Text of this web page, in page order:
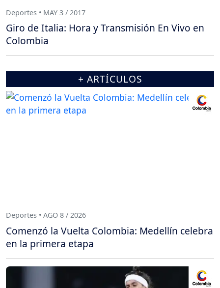
Deportes • MAY 3 / 2017
Giro de Italia: Hora y Transmisión En Vivo en
Colombia
+ ARTÍCULOS
Deportes • AGO 8 / 2026
Comenzó la Vuelta Colombia: Medellín celebra
en la primera etapa